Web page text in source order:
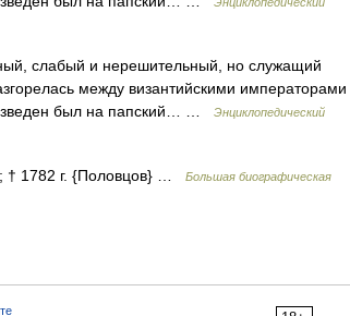
слабый и нерешительный, но служащий
между византийскими императорами
был на папский… …
Энциклопедический
† 1782 г. {Половцов} …
Большая биографическая